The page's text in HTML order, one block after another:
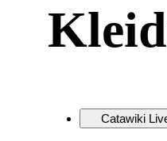
Catawiki